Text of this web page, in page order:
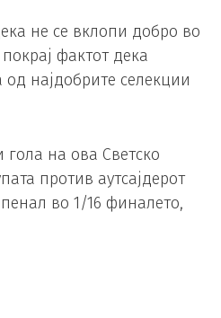
не се вклопи добро во
фактот дека
најдобрите селекции
гола на ова Светско
против аутсајдерот
во 1/16 финалето,